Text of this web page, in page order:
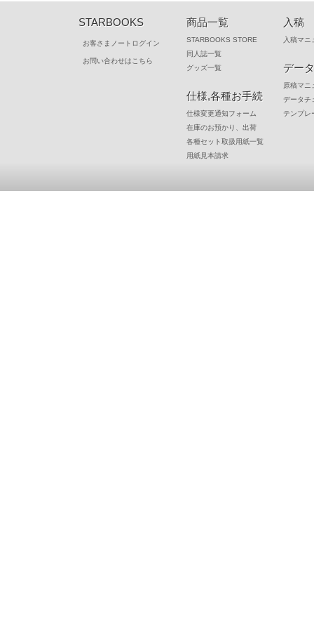
STARBOOKS
お客さまノートログイン
お問い合わせはこちら
商品一覧
STARBOOKS STORE
同人誌一覧
グッズ一覧
仕様,各種お手続
仕様変更通知フォーム
在庫のお預かり、出荷
各種セット取扱用紙一覧
用紙見本請求
入稿
入稿マニ
デー
原稿マニ
データチ
テンプレ